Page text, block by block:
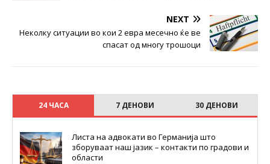
NEXT
Неколку ситуации во кои 2 евра месечно ќе ве
спасат од многу трошоци
24 ЧАСА 7 ДЕНОВИ 30 ДЕНОВИ
Листа на адвокати во Германија што
зборуваат наш јазик – контакти по градови и
области